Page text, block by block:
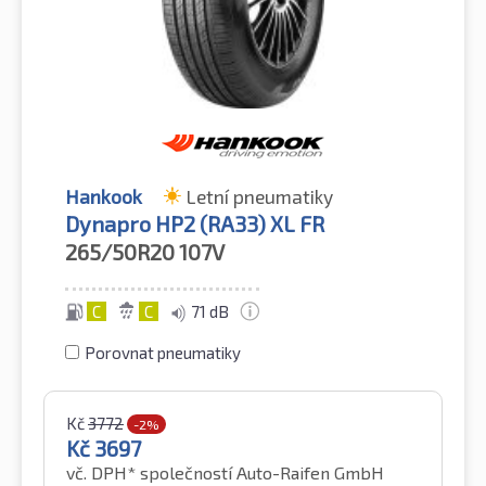
Hankook Letní pneumatiky
Dynapro HP2 (RA33) XL FR
265/50R20107V
C C 71 dB
Porovnat pneumatiky
Kč3772 -2%
Kč 3697
vč. DPH* společností Auto-Raifen GmbH